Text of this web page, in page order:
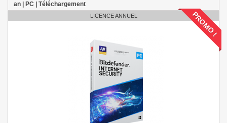
an | PC | Téléchargement
LICENCE ANNUEL PROMO !